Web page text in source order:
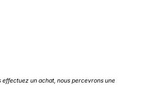
effectuez un achat, nous percevrons une